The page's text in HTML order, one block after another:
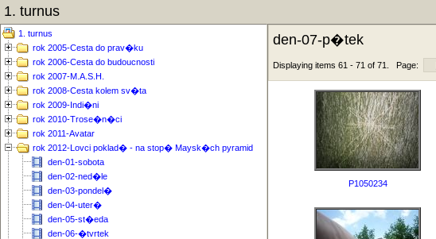
1. turnus
1. turnus
rok 2005-Cesta do prav�ku
rok 2006-Cesta do budoucnosti
rok 2007-M.A.S.H.
rok 2008-Cesta kolem sv�ta
rok 2009-Indi�ni
rok 2010-Trose�n�ci
rok 2011-Avatar
rok 2012-Lovci poklad� - na stop� Maysk�ch pyramid
den-01-sobota
den-02-ned�le
den-03-pondel�
den-04-uter�
den-05-st�eda
den-06-�tvrtek
den-07-p�tek
Displaying items 61 - 71 of 71. Page:
P1050234